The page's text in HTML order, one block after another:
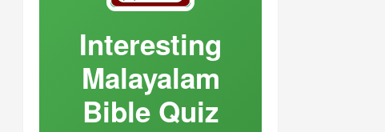
Interesting
Malayalam
Bible Quiz